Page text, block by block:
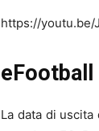
https://youtu.be/
eFootball
La data di uscita